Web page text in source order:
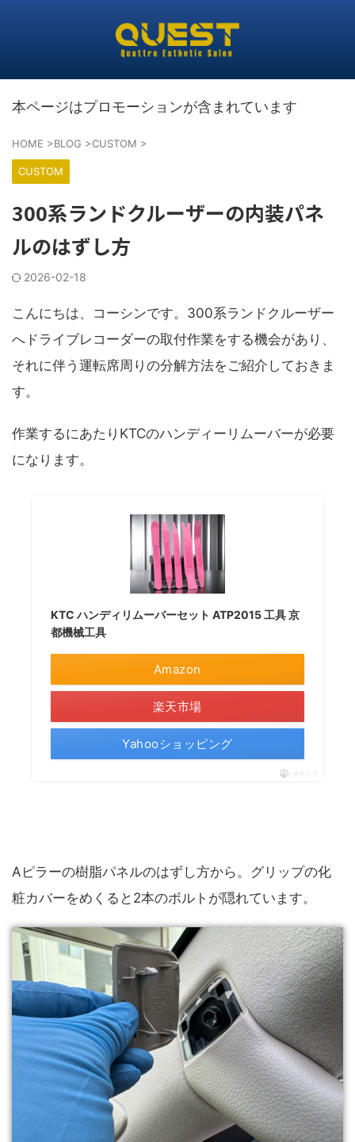
本ページはプロモーションが含まれています
HOME >BLOG >CUSTOM >
CUSTOM
300系ランドクルーザーの内装パネ
ルのはずし方
2026-02-18
こんにちは、コーシンです。300系ランドクルーザー
へドライブレコーダーの取付作業をする機会があり、
それに伴う運転席周りの分解方法をご紹介しておきま
す。
作業するにあたりKTCのハンディーリムーバーが必要
になります。
KTC ハンディリムーバーセット ATP2015 工具 京
都機械工具
Amazon
楽天市場
Yahooショッピング
ポチップ
Aピラーの樹脂パネルのはずし方から。グリップの化
粧カバーをめくると2本のボルトが隠れています。